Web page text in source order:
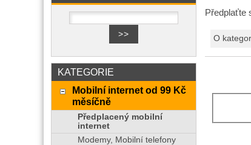
Předplaťte
O
KATEGORIE
Mobilní internet od 99 Kč
měsíčně
Předplacený mobilní
internet
Modemy, Mobilní telefony